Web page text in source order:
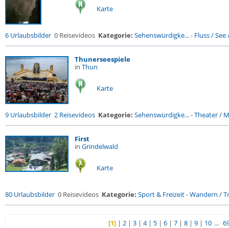
Karte
6 Urlaubsbilder 0 Reisevideos Kategorie: Sehenswürdigke...- Fluss / See
Thunerseespiele
in Thun
Karte
9 Urlaubsbilder 2 Reisevideos Kategorie: Sehenswürdigke...-Theater /
First
in Grindelwald
Karte
80 Urlaubsbilder 0 Reisevideos Kategorie: Sport & Freizeit-Wandern /
[1]| 2| 3| 4| 5| 6| 7| 8| 9| 10 ...